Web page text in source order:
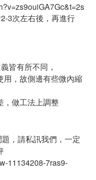
3次左右後，再進行
皆有所不同，
用，故側邊有些微內縮
，做工法上調整
，請私訊我們，一定
11134208-7ras9-